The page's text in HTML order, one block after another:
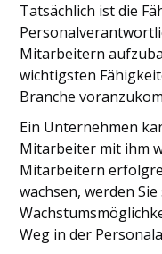
Tatsächlich ist die
Mitarbeitern
wichtigsten
Branche
Ein Unternehmen
Mitarbeiter mit ihm
Mitarbeitern
wachsen, werden
Weg in der